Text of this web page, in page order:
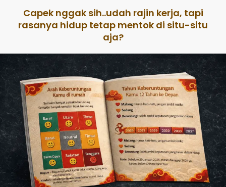
Capek nggak sih..udah rajin kerja, tapi
rasanya hidup tetap mentok di situ-situ
aja?